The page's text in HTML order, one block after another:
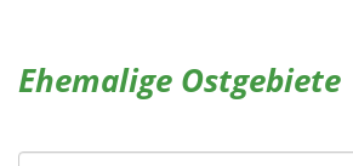
Ehemalige Ostgebiete